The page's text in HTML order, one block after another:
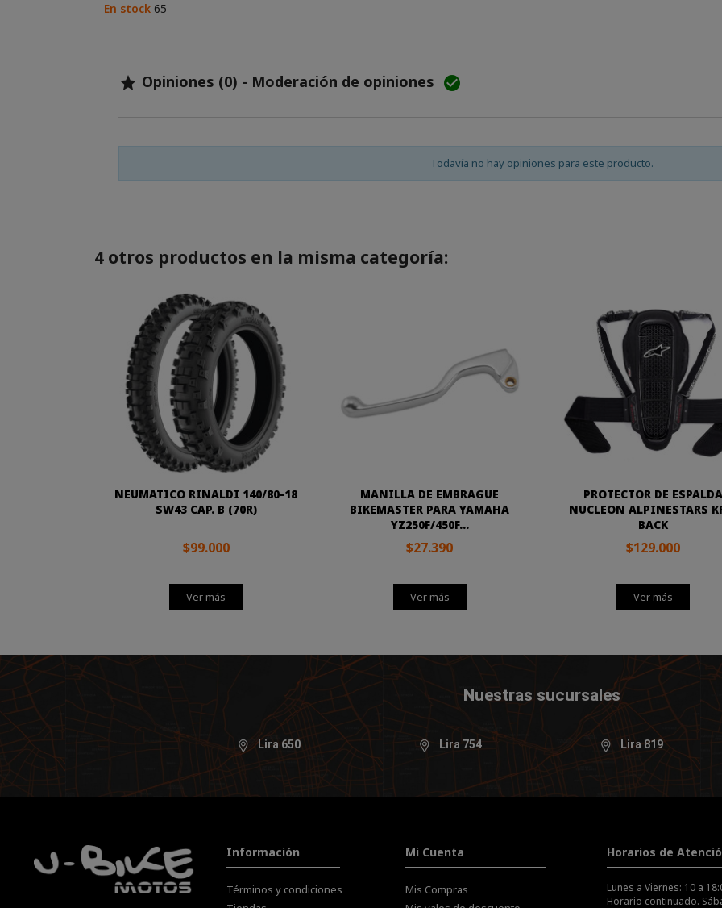
En stock 65
 Opiniones (0) - Moderación de opiniones 
Todavía no hay opiniones para este producto.
4 otros productos en la misma categoría:
NEUMATICO RINALDI 140/80-18
SW43 CAP. B (70R)
$99.000
Ver más
MANILLA DE EMBRAGUE
BIKEMASTER PARA YAMAHA
YZ250F/450F...
$27.390
Ver más
PROTECTOR DE ESPALDA
NUCLEON ALPINESTARS
BACK
$129.000
Ver más
Nuestras sucursales
Lira 650 Lira 754 Lira 819
Información
Términos y condiciones
Mi Cuenta
Mis Compras
Horarios de
Lunes a Viernes: 10 a
Horario continuado.